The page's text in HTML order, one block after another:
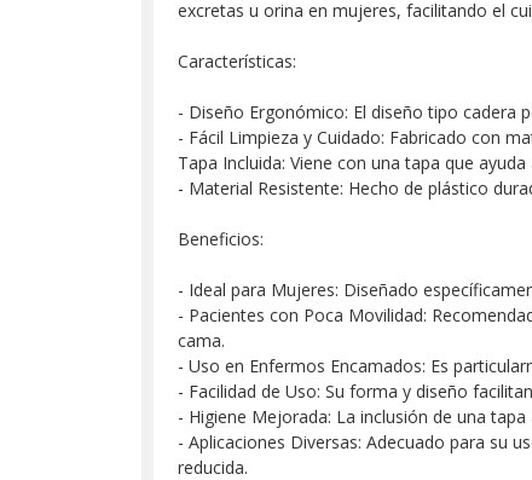
excretas u orina en mujeres, facilitando el
Características:
- Diseño Ergonómico: El diseño tipo cadera
- Fácil Limpieza y Cuidado: Fabricado con
Tapa Incluida: Viene con una tapa que
- Material Resistente: Hecho de plástico
Beneficios:
- Ideal para Mujeres: Diseñado
- Pacientes con Poca Movilidad:
cama.
- Uso en Enfermos Encamados: Es
- Facilidad de Uso: Su forma y diseño
- Higiene Mejorada: La inclusión de una
- Aplicaciones Diversas: Adecuado para su
reducida.